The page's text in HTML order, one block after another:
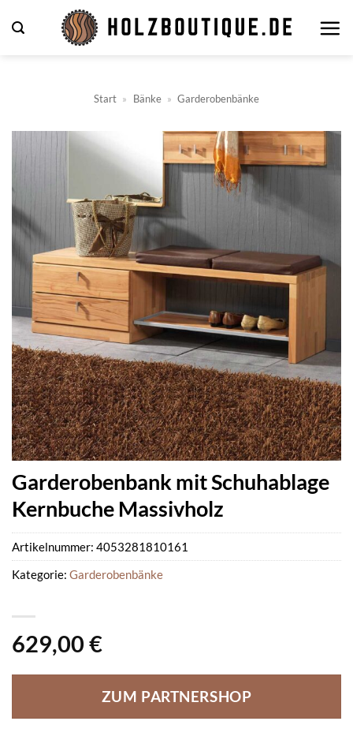
Inhalt
Start » Bänke » Garderobenbänke
Garderobenbank mit Schuhablage
Kernbuche Massivholz
629,00 €
ZUM PARTNERSHOP
Artikelnummer: 4053281810161
Kategorie: Garderobenbänke